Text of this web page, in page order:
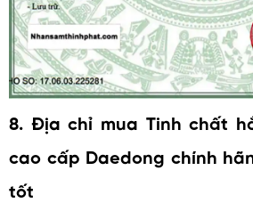
8. Địa chỉ mua Tinh chất
cao cấp Daedong chính
tốt